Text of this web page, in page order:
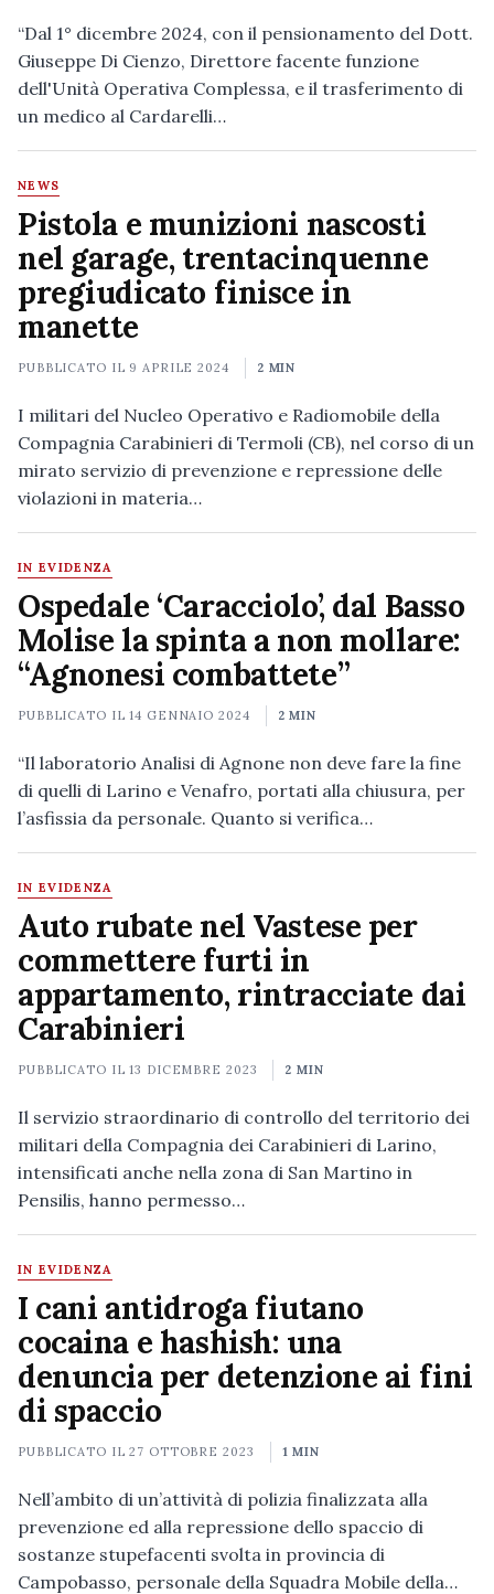
“Dal 1° dicembre 2024, con il pensionamento del Dott.
Giuseppe Di Cienzo, Direttore facente funzione
dell'Unità Operativa Complessa, e il trasferimento di
un medico al Cardarelli…
NEWS
Pistola e munizioni nascosti
nel garage, trentacinquenne
pregiudicato finisce in
manette
PUBBLICATO IL 9 APRILE 2024 2 MIN
I militari del Nucleo Operativo e Radiomobile della
Compagnia Carabinieri di Termoli (CB), nel corso di un
mirato servizio di prevenzione e repressione delle
violazioni in materia…
IN EVIDENZA
Ospedale ‘Caracciolo’, dal Basso
Molise la spinta a non mollare:
“Agnonesi combattete”
PUBBLICATO IL14 GENNAIO 2024 2 MIN
“Il laboratorio Analisi di Agnone non deve fare la fine
di quelli di Larino e Venafro, portati alla chiusura, per
l’asfissia da personale. Quanto si verifica…
IN EVIDENZA
Auto rubate nel Vastese per
commettere furti in
appartamento, rintracciate dai
Carabinieri
PUBBLICATO IL13 DICEMBRE 2023 2 MIN
Il servizio straordinario di controllo del territorio dei
militari della Compagnia dei Carabinieri di Larino,
intensificati anche nella zona di San Martino in
Pensilis, hanno permesso…
IN EVIDENZA
I cani antidroga fiutano
cocaina e hashish: una
denuncia per detenzione ai fini
di spaccio
PUBBLICATO IL27 OTTOBRE 2023 1 MIN
Nell’ambito di un’attività di polizia finalizzata alla
prevenzione ed alla repressione dello spaccio di
sostanze stupefacenti svolta in provincia di
Campobasso, personale della Squadra Mobile della…